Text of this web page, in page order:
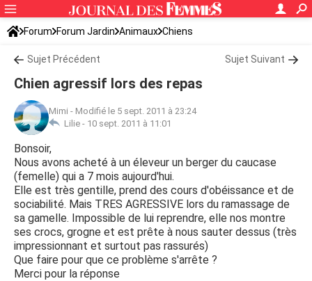
Forum Forum Jardin Animaux Chiens
Sujet Précédent Sujet Suivant
Chien agressif lors des repas
Mimi - Modifié le 5 sept. 2011 à 23:24
Lilie - 10 sept. 2011 à 11:01
Bonsoir,
Nous avons acheté à un éleveur un berger du caucase
(femelle) qui a 7 mois aujourd'hui.
Elle est très gentille, prend des cours d'obéissance et de
sociabilité. Mais TRES AGRESSIVE lors du ramassage de
sa gamelle. Impossible de lui reprendre, elle nos montre
ses crocs, grogne et est prête à nous sauter dessus (très
impressionnant et surtout pas rassurés)
Que faire pour que ce problème s'arrête ?
Merci pour la réponse